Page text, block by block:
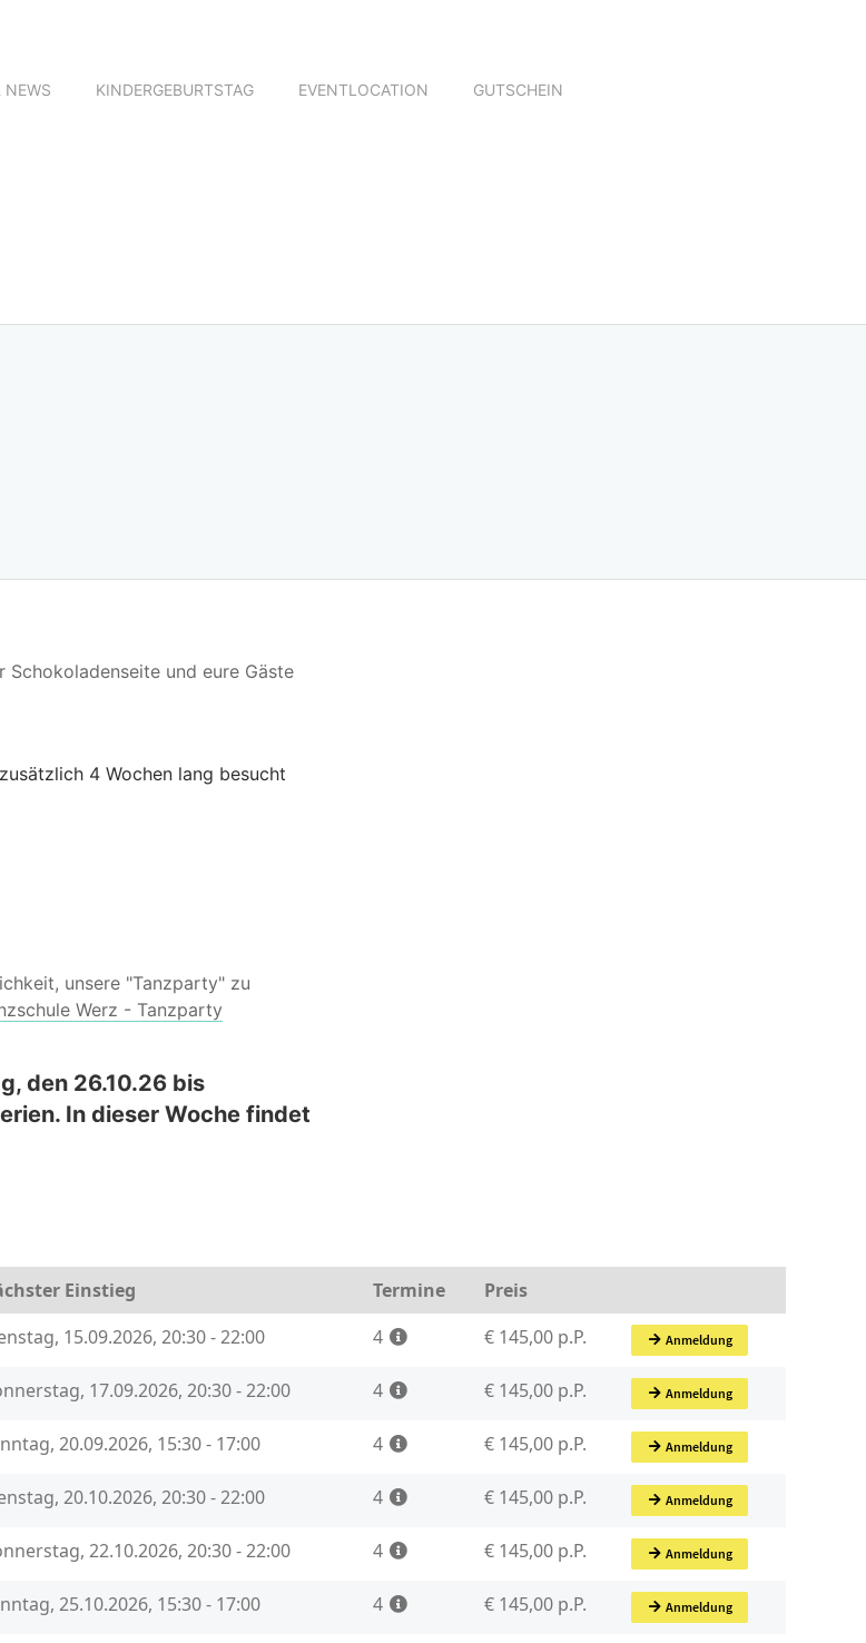
NEWS KINDERGEBURTSTAG EVENTLOCATION GUTSCHEIN
und eure Gäste
4 Wochen lang besucht
unsere "Tanzparty" zu
Werz - Tanzparty
den 26.10.26 bis
In dieser Woche findet